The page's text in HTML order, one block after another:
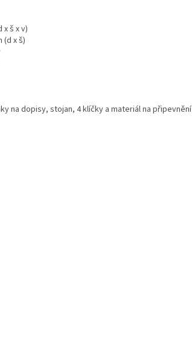
x š x v)
(d x š)
na dopisy, stojan, 4 klíčky a materiál na připevnění